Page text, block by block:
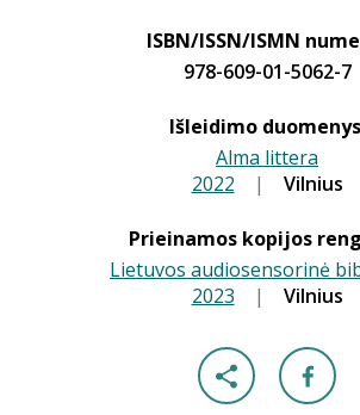
ISBN/ISSN/ISMN
978-609-01-5062-7
Išleidimo
Alma littera
2022 | Vilnius
Prieinamos kopijos
Lietuvos audiosensorinė
2023 | Vilnius